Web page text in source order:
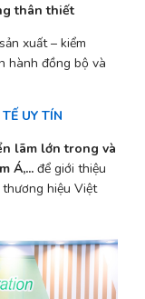
thân thiết
xuất – kiểm
hành đồng bộ và
UY TÍN
lãm lớn trong và
Á,... để giới thiệu
hiệu Việt